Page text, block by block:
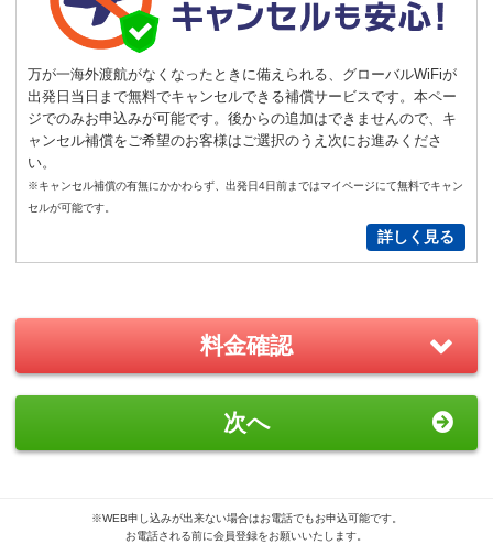
1,540円（税込）/個
通常
Sサイズ － 0 ＋
New!
おすすめ
ルセット
1,870円/日（税込）
万が一海外渡航がなくなったときに備えられる、グローバルWiFiが
出発日当日まで無料でキャンセルできる補償サービスです。本ペー
ジでのみお申込みが可能です。後からの追加はできませんので、キ
ャンセル補償をご希望のお客様はご選択のうえ次にお進みくださ
い。
※キャンセル補償の有無にかかわらず、出発日4日前まではマイページにて無料でキャン
セルが可能です。
詳しく見る
料金確認
次へ
※WEB申し込みが出来ない場合はお電話でもお申込可能です。
お電話される前に会員登録をお願いいたします。